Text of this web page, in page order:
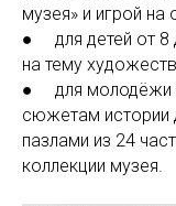
музея» и игрой на
● для детей от 8
на тему
● для молодёжи
сюжетам истории
пазлами из 24
коллекции музея.